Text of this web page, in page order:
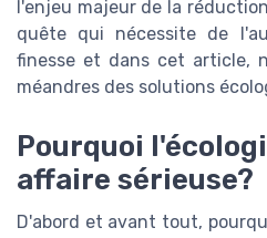
l'enjeu majeur de la
quête qui nécessite de
finesse et dans cet article,
méandres des solutions
Pourquoi
affaire sérieuse?
D'abord et avant tout,